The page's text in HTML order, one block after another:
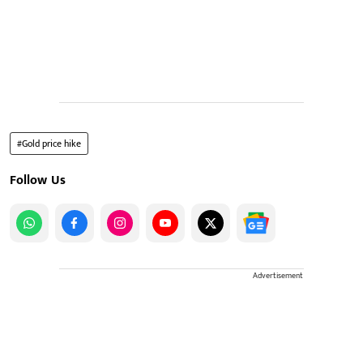
#Gold price hike
Follow Us
Advertisement